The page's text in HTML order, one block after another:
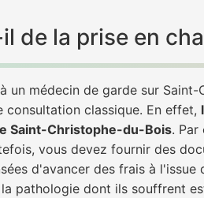
de la prise en
un médecin de garde sur
consultation classique. En effet,
Saint-Christophe-du-Bois. Par
vous devez fournir des
d'avancer des frais à
pathologie dont ils souffrent